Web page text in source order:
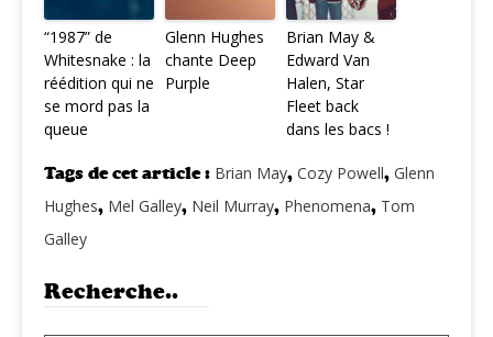
“1987” de
Whitesnake : la
réédition qui ne
se mord pas la
queue
Glenn Hughes
chante Deep
Purple
Brian May &
Edward Van
Halen, Star
Fleet back
dans les bacs !
Tags de cet article : Brian May, Cozy Powell, Glenn
Hughes, Mel Galley, Neil Murray, Phenomena, Tom
Galley
Recherche..